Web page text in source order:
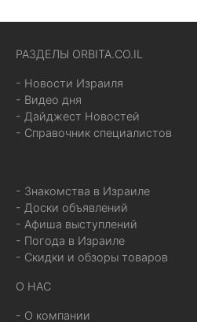
РАЗДЕЛЫ ORBITA.CO.IL
- Новости Израиля
- Видео дня
- Дайджест Новостей
- Справочник специалистов
- Знакомства в Израиле
- Доски объявлений
- Афиша выступлений
- Погода в Израиле
- Скидки и обзоры товаров
О НАС
- О компании